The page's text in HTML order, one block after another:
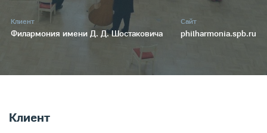
Клиент
Филармония имени Д. Д. Шостаковича
Сайт
philharmonia.spb.ru
Клиент